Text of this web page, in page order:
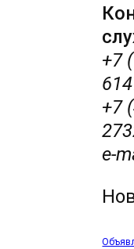
+7
+7
e-